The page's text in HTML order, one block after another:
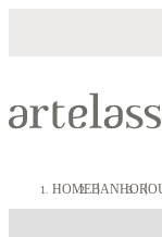
HOMEBANHO